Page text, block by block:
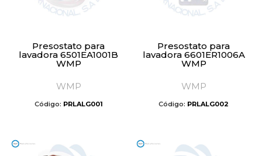
Presostato para
lavadora 6501EA1001B
WMP
WMP
Código: PRLALG001
Presostato para
lavadora 6601ER1006A
WMP
WMP
Código: PRLALG002